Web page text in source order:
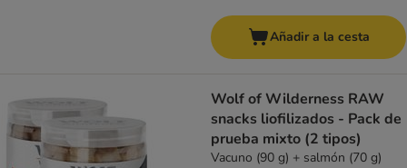
Añadir a la cesta
Wolf of Wilderness RAW
snacks liofilizados - Pack de
prueba mixto (2 tipos)
Vacuno (90 g) + salmón (70 g)